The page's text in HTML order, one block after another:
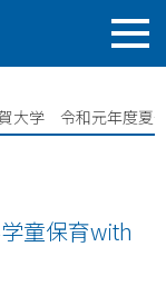
大学 令和元年度夏
童保育with